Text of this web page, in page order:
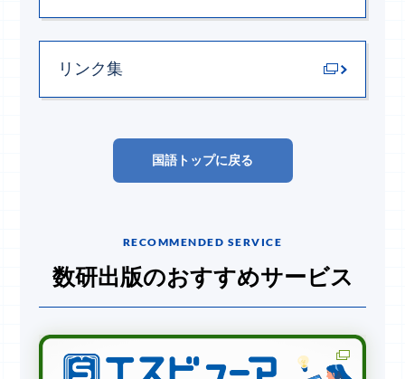
リンク集
国語トップに戻る
RECOMMENDED SERVICE
数研出版のおすすめサービス